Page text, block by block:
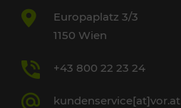
Europaplatz 3/3
1150 Wien
+43 800 22 23 24
kundenservice[at]vor.at